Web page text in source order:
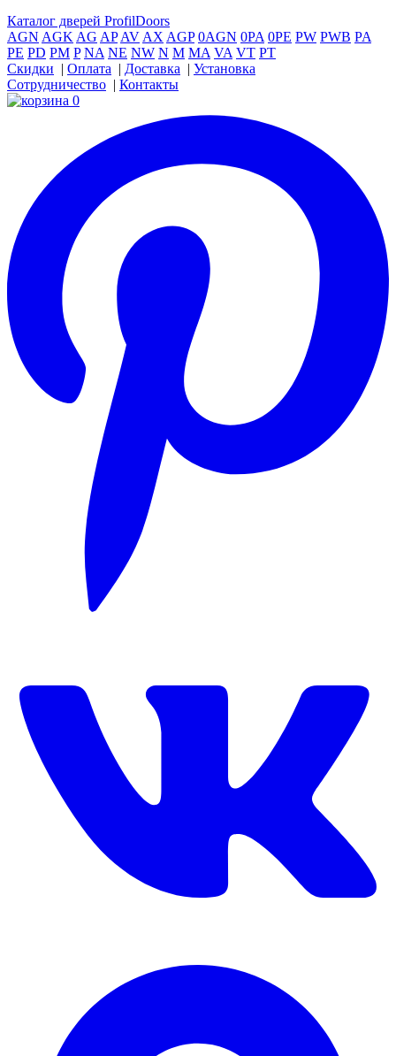
Каталог дверей ProfilDoors
AGN AGKAG APAVAXAGP 0AGN 0PA 0PE PW PWB PA
PE PD PM P NA NE NW N M MA VA VT PT
Скидки
Оплата Доставка
Установка
Сотрудничество
Контакты
0